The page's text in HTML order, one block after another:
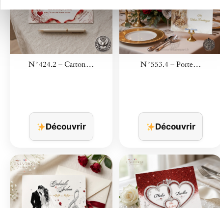
N°424.2 – Carton…
Découvrir
N°553.4 – Porte…
Découvrir